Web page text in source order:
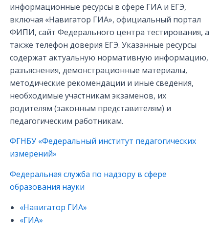
информационные ресурсы в сфере ГИА и ЕГЭ,
включая «Навигатор ГИА», официальный портал
ФИПИ, сайт Федерального центра тестирования, а
также телефон доверия ЕГЭ. Указанные ресурсы
содержат актуальную нормативную информацию,
разъяснения, демонстрационные материалы,
методические рекомендации и иные сведения,
необходимые участникам экзаменов, их
родителям (законным представителям) и
педагогическим работникам.
ФГНБУ «Федеральный институт педагогических
измерений»
Федеральная служба по надзору в сфере
образования науки
«Навигатор ГИА»
«ГИА»